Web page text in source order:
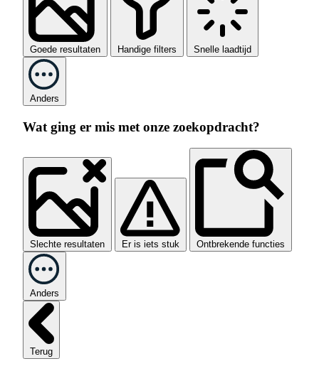
Goede resultaten Handige filters Snelle laadtijd
Anders
Wat ging er mis met onze zoekopdracht?
Slechte resultaten Er is iets stuk Ontbrekende functies
Anders
Terug